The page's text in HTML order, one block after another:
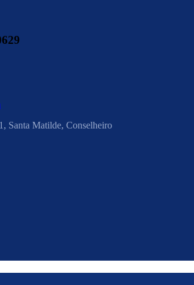
Santa Matilde, Conselheiro